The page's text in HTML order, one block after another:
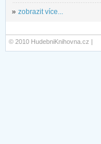
» zobrazit více...
© 2010 HudebniKnihovna.cz |